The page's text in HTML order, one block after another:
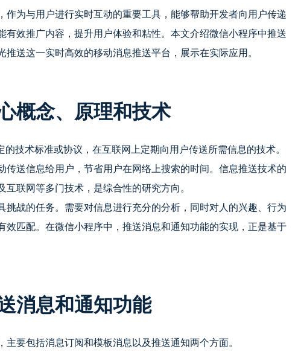
作为与用户进行实时互动的重要工具，能够帮助开发者向用户传递
有效推广内容，提升用户体验和粘性。本文介绍微信小程序中推送
送这一实时高效的移动消息推送平台，展示在实际应用。
概念、原理和技术
技术标准或协议，在互联网上定期向用户传送所需信息的技术。
传送信息给用户，节省用户在网络上搜索的时间。信息推送技术的
联网等多门技术，是综合性的研究方向。
挑战的任务。需要对信息进行充分的分析，同时对人的兴趣、行为
效匹配。在微信小程序中，推送消息和通知功能的实现，正是基于
消息和通知功能
要包括消息订阅和模板消息以及推送通知两个方面。